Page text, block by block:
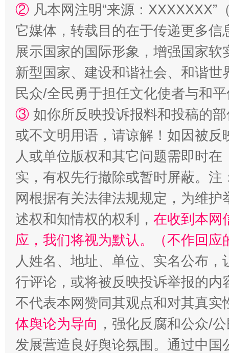
国家大学科技园优化重塑工作
扯下公款旅游的“隐身衣” 如何以
“蜀中异人”王建安的艺术幻境
② 凡本网注明“来源：
它媒体，转载目的在于传递更多
展示国家的国际形象，增强国家
新型国家、建设和谐社会、和谐
民众/全民勇于担任文化使者与和
③ 如你所反映投诉报料和投稿的
或不文明用语，请谅解！如因被
人或单位版权和其它问题需即时在
实，有权先行撤除或暂时屏蔽。
网根据有关法律法规规定，为维
述权和知情权的权利， 在收到本网
应，我们将视为默认。（不作回应
人姓名、地址、单位、实名公布
行评论，或将被反映投诉举报的
不代表本网赞同其观点和对其真实
体舆论为导向 ，强化反腐和公众/
发展营造良好舆论氛围。通过中